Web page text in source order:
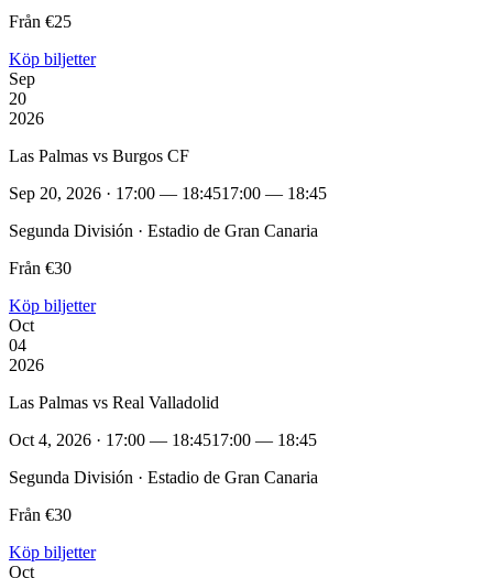
Från €25
Köp biljetter
Sep
20
2026
Las Palmas vs Burgos CF
Sep 20, 2026 · 17:00 — 18:4517:00 — 18:45
Segunda División · Estadio de Gran Canaria
Från €30
Köp biljetter
Oct
04
2026
Las Palmas vs Real Valladolid
Oct 4, 2026 · 17:00 — 18:4517:00 — 18:45
Segunda División · Estadio de Gran Canaria
Från €30
Köp biljetter
Oct